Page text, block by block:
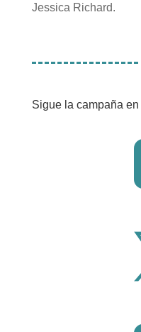
Jessica Richard.
Sigue la campaña